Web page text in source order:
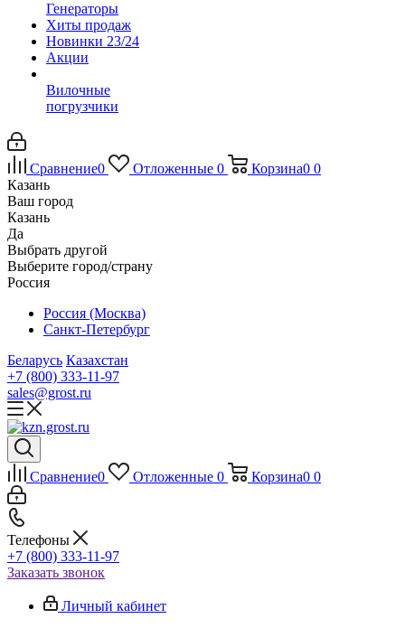
Генераторы
Хиты продаж
Новинки 23/24
Акции
Вилочные
погрузчики
Сравнение0 Отложенные 0 Корзина0 0
Казань
Ваш город
Казань
Да
Выбрать другой
Выберите город/страну
Россия
Россия (Москва)
Санкт-Петербург
Беларусь Казахстан
+7 (800) 333-11-97
sales@grost.ru
Сравнение0 Отложенные 0 Корзина0 0
Телефоны
+7 (800) 333-11-97
Заказать звонок
Личный кабинет